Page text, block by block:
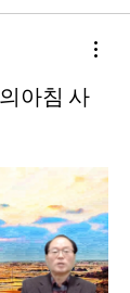
아침 사